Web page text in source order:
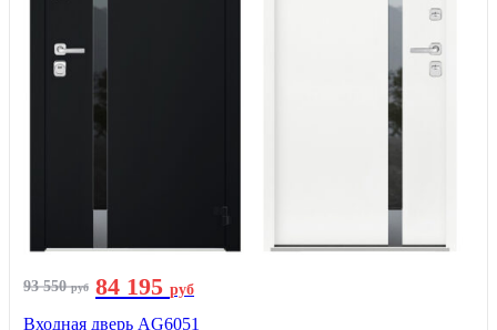
93 550руб 84 195 руб
Входная дверь AG6051